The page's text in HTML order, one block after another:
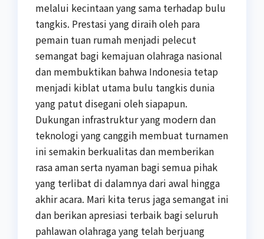
melalui kecintaan yang sama terhadap bulu
tangkis. Prestasi yang diraih oleh para
pemain tuan rumah menjadi pelecut
semangat bagi kemajuan olahraga nasional
dan membuktikan bahwa Indonesia tetap
menjadi kiblat utama bulu tangkis dunia
yang patut disegani oleh siapapun.
Dukungan infrastruktur yang modern dan
teknologi yang canggih membuat turnamen
ini semakin berkualitas dan memberikan
rasa aman serta nyaman bagi semua pihak
yang terlibat di dalamnya dari awal hingga
akhir acara. Mari kita terus jaga semangat ini
dan berikan apresiasi terbaik bagi seluruh
pahlawan olahraga yang telah berjuang